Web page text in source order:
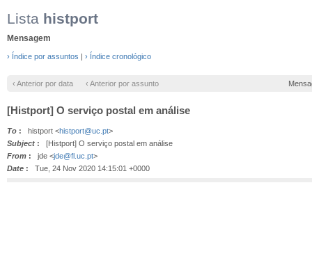
Lista histport
Mensagem
› Índice por assuntos | › Índice cronológico
‹ Anterior por data ‹ Anterior por assunto
[Histport] O serviço postal em análise
To : histport <histport@uc.pt>
Subject : [Histport] O serviço postal em análise
From : jde <jde@fl.uc.pt>
Date : Tue, 24 Nov 2020 14:15:01 +0000